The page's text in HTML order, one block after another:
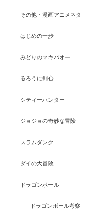
その他・漫画アニメネタ
はじめの一歩
みどりのマキバオー
るろうに剣心
シティーハンター
ジョジョの奇妙な冒険
スラムダンク
ダイの大冒険
ドラゴンボール
ドラゴンボール考察